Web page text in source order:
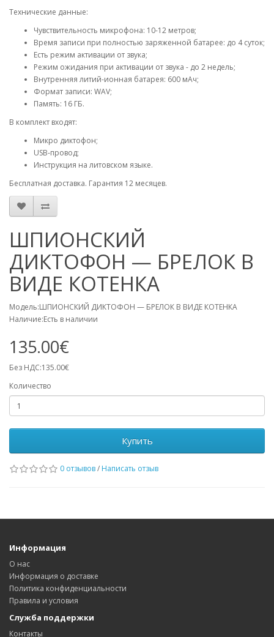
Технические данные:
Чувствительность микрофона: 10-12 метров;
Время записи при полностью заряженной батарее: до 4 суток;
Есть режим активации от звука;
Режим ожидания при активации от звука - до 2 недель;
Внутренняя литий-ионная батарея: 600 мАч;
Формат записи: WAV;
Память: 16 ГБ.
В комплект входят:
Микро диктофон;
USB-провод;
Инструкция на литовском языке.
Бесплатная доставка. Гарантия 12 месяцев.
ШПИОНСКИЙ
ДИКТОФОН — БРЕЛОК В
ВИДЕ КОТЕНКА
Модель:ШПИОНСКИЙ ДИКТОФОН — БРЕЛОК В ВИДЕ КОТЕНКА
Наличие:Есть в наличии
135.00€
Без НДС:135.00€
Количество
Купить
0 отзывов/ Написать отзыв
Информация
О нас
Информация о доставке
Политика конфиденциальности
Правила и условия
Служба поддержки
Контакты